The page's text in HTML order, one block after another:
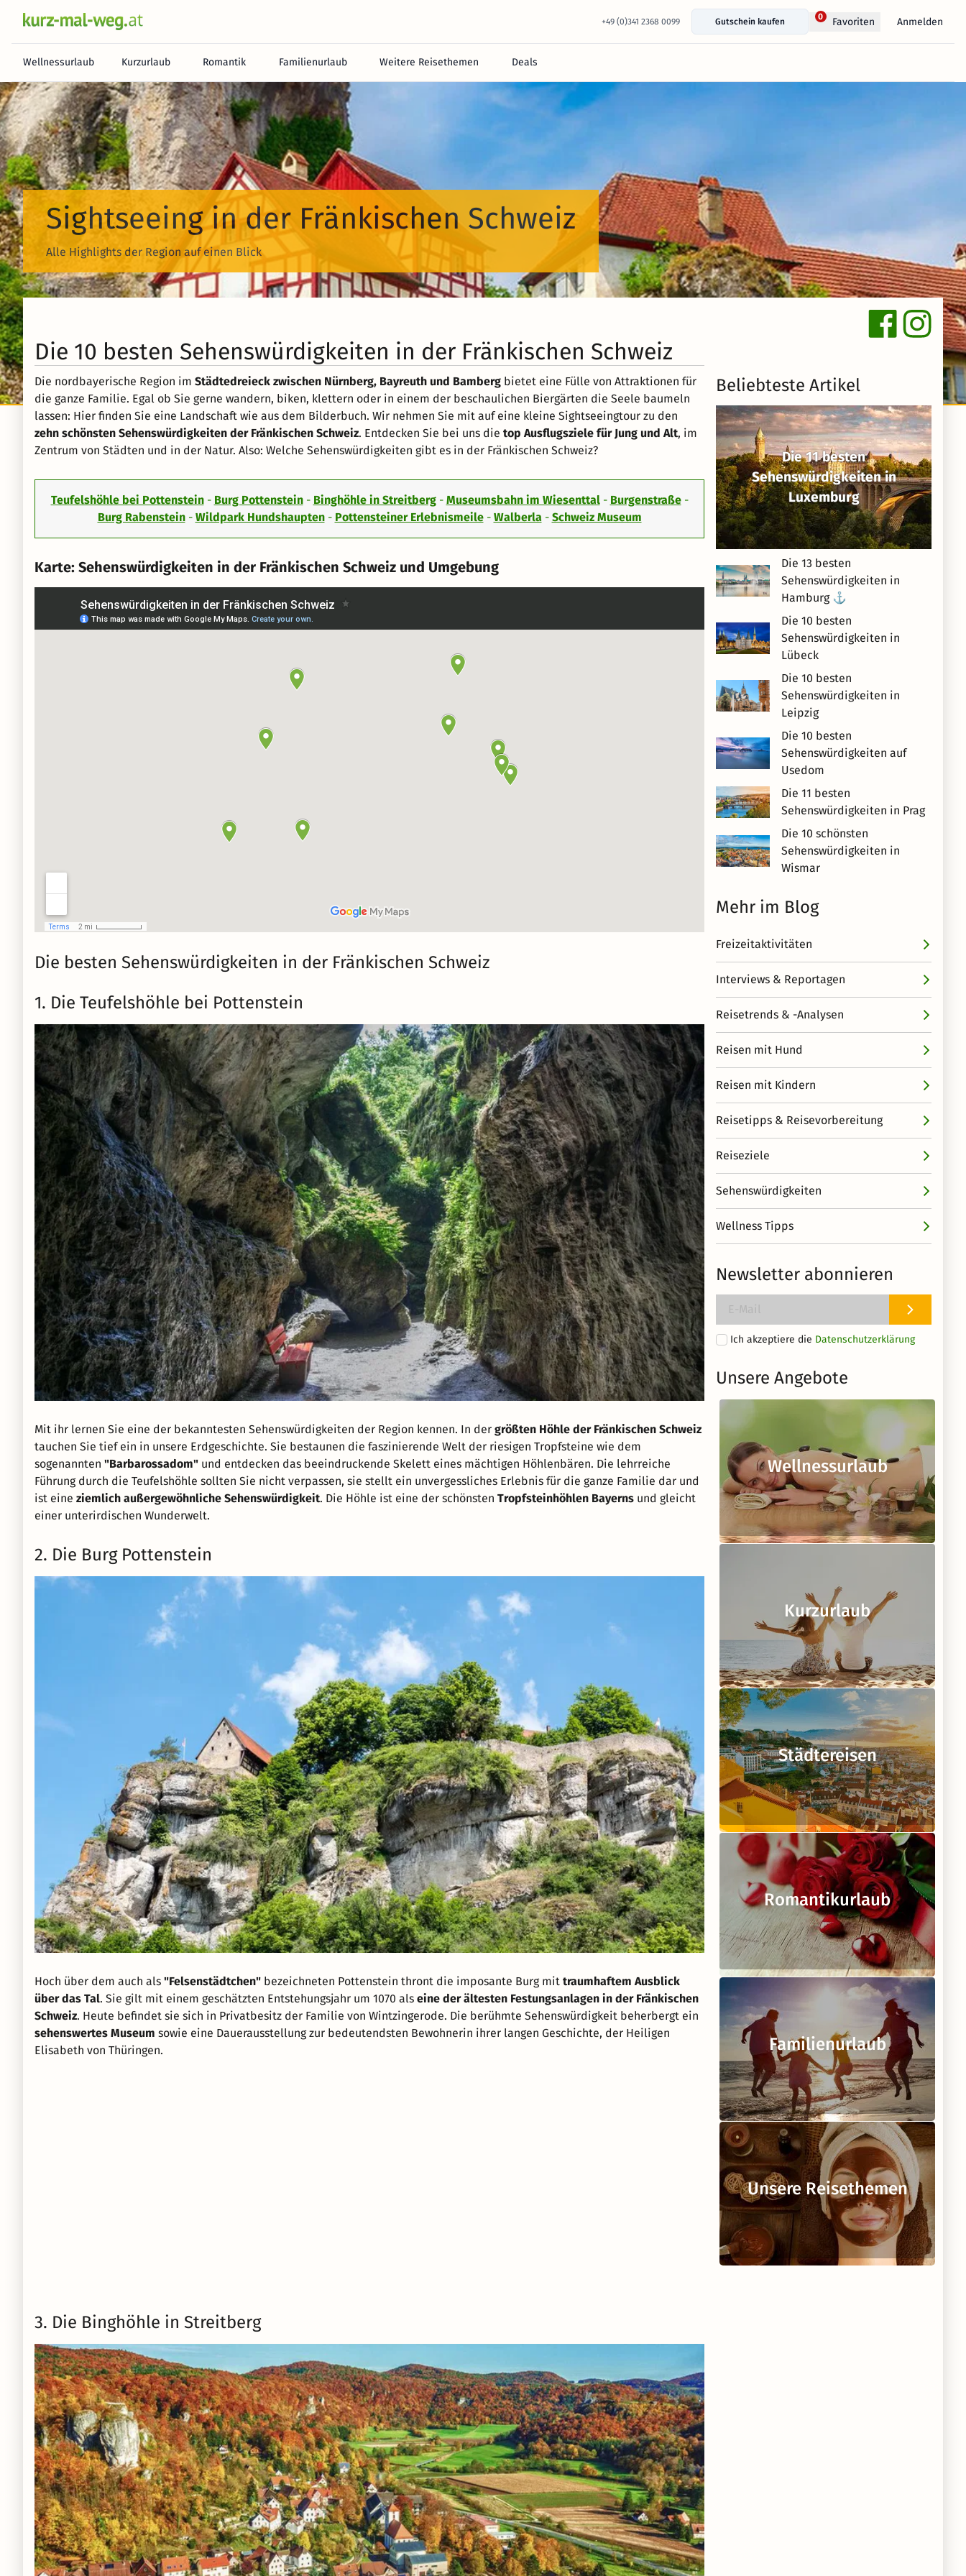
+49 (0)341 2368 0099 Gutschein kaufen
0 Favoriten Anmelden
Wellnessurlaub Kurzurlaub Romantik Familienurlaub Weitere Reisethemen Deals
Sightseeing in der Fränkischen Schweiz
Alle Highlights der Region auf einen Blick
Die 10 besten Sehenswürdigkeiten in der Fränkischen Schweiz
Die nordbayerische Region im Städtedreieck zwischen Nürnberg, Bayreuth und Bamberg bietet eine Fülle von Attraktionen für
die ganze Familie. Egal ob Sie gerne wandern, biken, klettern oder in einem der beschaulichen Biergärten die Seele baumeln
lassen: Hier finden Sie eine Landschaft wie aus dem Bilderbuch. Wir nehmen Sie mit auf eine kleine Sightseeingtour zu den
zehn schönsten Sehenswürdigkeiten der Fränkischen Schweiz. Entdecken Sie bei uns die top Ausflugsziele für Jung und Alt, im
Zentrum von Städten und in der Natur. Also: Welche Sehenswürdigkeiten gibt es in der Fränkischen Schweiz?
Teufelshöhle bei Pottenstein- Burg Pottenstein- Binghöhle in Streitberg- Museumsbahn im Wiesenttal- Burgenstraße-
Burg Rabenstein- Wildpark Hundshaupten- Pottensteiner Erlebnismeile- Walberla- Schweiz Museum
Karte: Sehenswürdigkeiten in der Fränkischen Schweiz und Umgebung
Die besten Sehenswürdigkeiten in der Fränkischen Schweiz
1. Die Teufelshöhle bei Pottenstein
Mit ihr lernen Sie eine der bekanntesten Sehenswürdigkeiten der Region kennen. In der größten Höhle der Fränkischen Schweiz
tauchen Sie tief ein in unsere Erdgeschichte. Sie bestaunen die faszinierende Welt der riesigen Tropfsteine wie dem
sogenannten "Barbarossadom" und entdecken das beeindruckende Skelett eines mächtigen Höhlenbären. Die lehrreiche
Führung durch die Teufelshöhle sollten Sie nicht verpassen, sie stellt ein unvergessliches Erlebnis für die ganze Familie dar und
ist eine ziemlich außergewöhnliche Sehenswürdigkeit. Die Höhle ist eine der schönsten Tropfsteinhöhlen Bayerns und gleicht
einer unterirdischen Wunderwelt.
2. Die Burg Pottenstein
Hoch über dem auch als "Felsenstädtchen" bezeichneten Pottenstein thront die imposante Burg mit traumhaftem Ausblick
über das Tal. Sie gilt mit einem geschätzten Entstehungsjahr um 1070 als eine der ältesten Festungsanlagen in der Fränkischen
Schweiz. Heute befindet sie sich in Privatbesitz der Familie von Wintzingerode. Die berühmte Sehenswürdigkeit beherbergt ein
sehenswertes Museum sowie eine Dauerausstellung zur bedeutendsten Bewohnerin ihrer langen Geschichte, der Heiligen
Elisabeth von Thüringen.
3. Die Binghöhle in Streitberg
Beliebteste Artikel
Die 11 besten
Sehenswürdigkeiten in
Luxemburg
Die 13 besten
Sehenswürdigkeiten in
Hamburg ⚓
Die 10 besten
Sehenswürdigkeiten in
Lübeck
Die 10 besten
Sehenswürdigkeiten in
Leipzig
Die 10 besten
Sehenswürdigkeiten auf
Usedom
Die 11 besten
Sehenswürdigkeiten in Prag
Die 10 schönsten
Sehenswürdigkeiten in
Wismar
Mehr im Blog
Freizeitaktivitäten
Interviews & Reportagen
Reisetrends & -Analysen
Reisen mit Hund
Reisen mit Kindern
Reisetipps & Reisevorbereitung
Reiseziele
Sehenswürdigkeiten
Wellness Tipps
Newsletter abonnieren
Ich akzeptiere die Datenschutzerklärung
Unsere Angebote
Wellnessurlaub
Kurzurlaub
Städtereisen
Romantikurlaub
Familienurlaub
Unsere Reisethemen